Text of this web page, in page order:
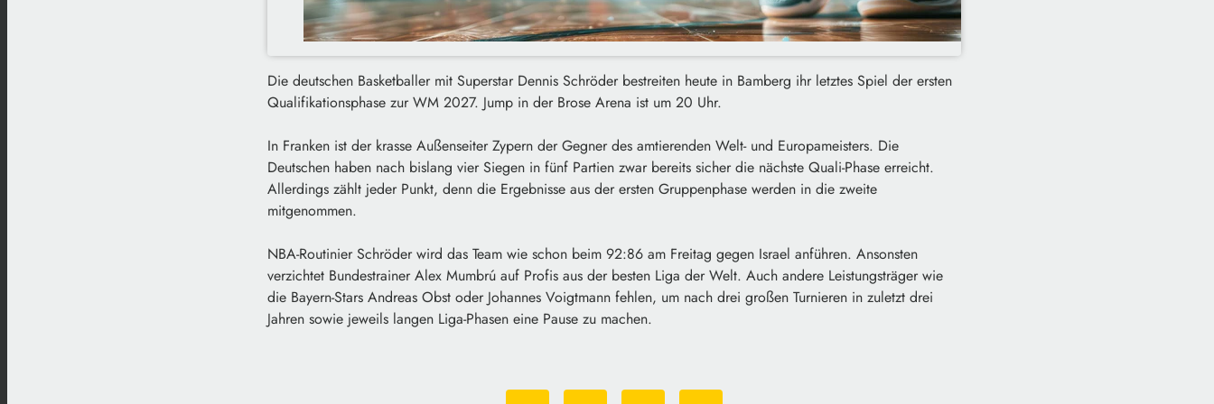
Die deutschen Basketballer mit Superstar Dennis Schröder bestreiten heute in Bamberg ihr letztes Spiel der ersten
Qualifikationsphase zur WM 2027. Jump in der Brose Arena ist um 20 Uhr.
In Franken ist der krasse Außenseiter Zypern der Gegner des amtierenden Welt- und Europameisters. Die
Deutschen haben nach bislang vier Siegen in fünf Partien zwar bereits sicher die nächste Quali-Phase erreicht.
Allerdings zählt jeder Punkt, denn die Ergebnisse aus der ersten Gruppenphase werden in die zweite
mitgenommen.
NBA-Routinier Schröder wird das Team wie schon beim 92:86 am Freitag gegen Israel anführen. Ansonsten
verzichtet Bundestrainer Alex Mumbrú auf Profis aus der besten Liga der Welt. Auch andere Leistungsträger wie
die Bayern-Stars Andreas Obst oder Johannes Voigtmann fehlen, um nach drei großen Turnieren in zuletzt drei
Jahren sowie jeweils langen Liga-Phasen eine Pause zu machen.